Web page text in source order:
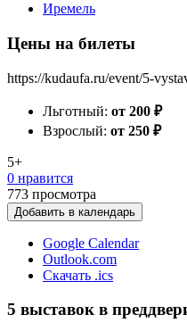
Иремель
Цены на билеты
https://kudaufa.ru/event/5-
Льготный: от 200 ₽
Взрослый: от 250 ₽
5+
0 нравится
773 просмотра
Добавить в календарь
Google Calendar
Outlook.com
Скачать .ics
5 выставок в